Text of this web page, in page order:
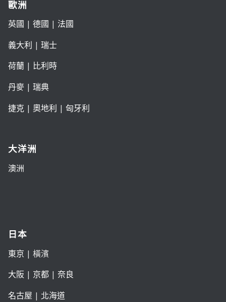
歐洲
英國 | 德國 | 法國
義大利 | 瑞士
荷蘭| 比利時
丹麥| 瑞典
捷克| 奧地利 | 匈牙利
大洋洲
澳洲
日本
東京 | 橫濱
大阪| 京都| 奈良
名古屋 | 北海道